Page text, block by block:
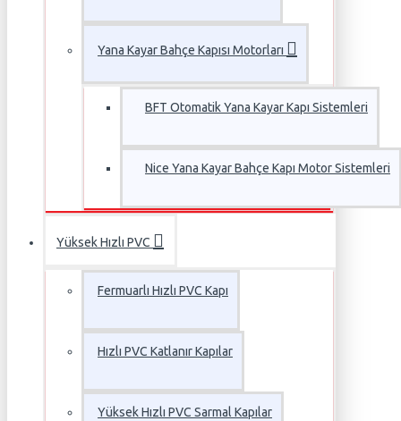
Yana Kayar Bahçe Kapısı Motorları
BFT Otomatik Yana Kayar Kapı Sistemleri
Nice Yana Kayar Bahçe Kapı Motor Sistemleri
Yüksek Hızlı PVC
Fermuarlı Hızlı PVC Kapı
Hızlı PVC Katlanır Kapılar
Yüksek Hızlı PVC Sarmal Kapılar